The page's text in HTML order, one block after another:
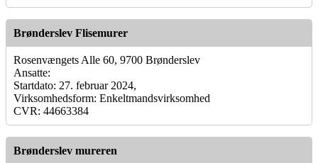
Brønderslev Flisemurer
Rosenvængets Alle 60, 9700 Brønderslev
Ansatte:
Startdato: 27. februar 2024,
Virksomhedsform: Enkeltmandsvirksomhed
CVR: 44663384
Brønderslev mureren